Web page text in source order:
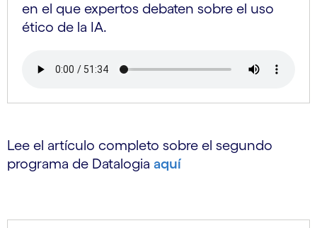
en el que expertos debaten sobre el uso
ético de la IA.
Lee el artículo completo sobre el segundo
programa de Datalogia aquí